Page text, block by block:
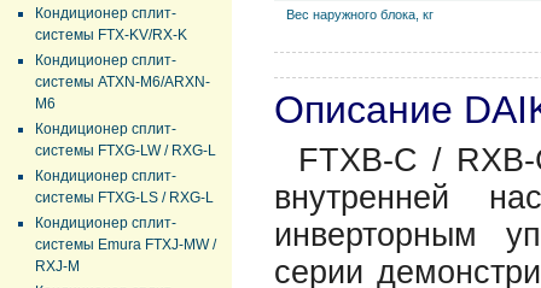
Кондиционер сплит-
системы FTX-KV/RX-K
Кондиционер сплит-
системы ATXN-M6/ARXN-
M6
Кондиционер сплит-
системы FTXG-LW / RXG-L
Кондиционер сплит-
системы FTXG-LS / RXG-L
Кондиционер сплит-
системы Emura FTXJ-MW /
RXJ-M
Вес наружного блока, кг
Описание
FTXB-C /
внутренней
инверторным
серии